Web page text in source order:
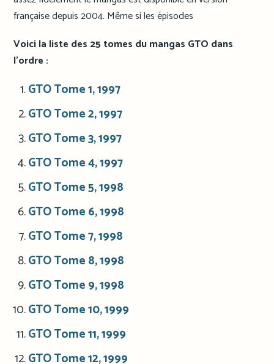
française depuis 2004. Même si les épisodes
Voici la liste des 25 tomes du mangas GTO dans
l’ordre :
GTO Tome 1, 1997
GTO Tome 2, 1997
GTO Tome 3, 1997
GTO Tome 4, 1997
GTO Tome 5, 1998
GTO Tome 6, 1998
GTO Tome 7, 1998
GTO Tome 8, 1998
GTO Tome 9, 1998
GTO Tome 10, 1999
GTO Tome 11, 1999
GTO Tome 12, 1999